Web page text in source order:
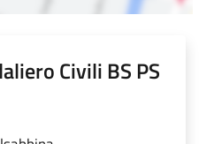
Civili BS PS